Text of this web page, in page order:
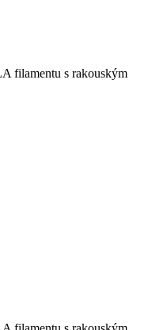
filamentu s rakouským